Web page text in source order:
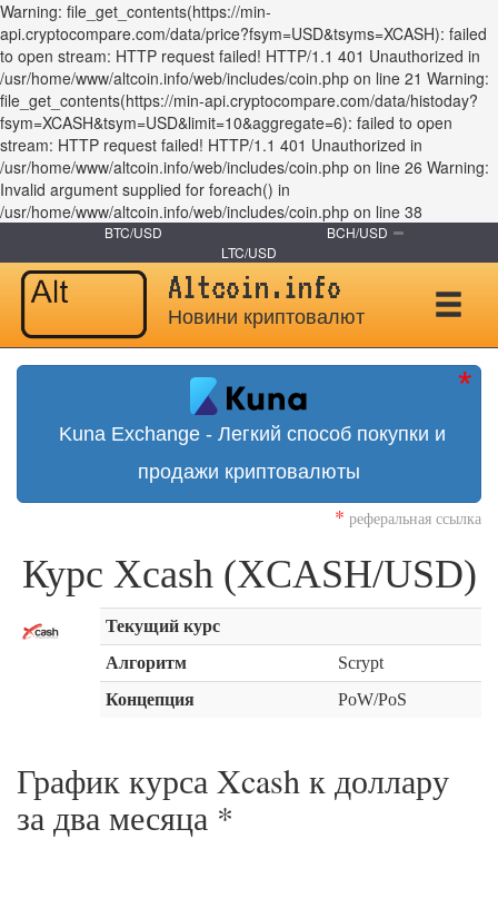
Warning: file_get_contents(https://min-
api.cryptocompare.com/data/price?fsym=USD&tsyms=XCASH): failed
to open stream: HTTP request failed! HTTP/1.1 401 Unauthorized in
/usr/home/www/altcoin.info/web/includes/coin.php on line 21 Warning:
file_get_contents(https://min-api.cryptocompare.com/data/histoday?
fsym=XCASH&tsym=USD&limit=10&aggregate=6): failed to open
stream: HTTP request failed! HTTP/1.1 401 Unauthorized in
/usr/home/www/altcoin.info/web/includes/coin.php on line 26 Warning:
Invalid argument supplied for foreach() in
/usr/home/www/altcoin.info/web/includes/coin.php on line 38
BTC/USD
BCH/USD
LTC/USD
Altcoin.info
Новини криптовалют
Kuna Exchange - Легкий способ покупки и
продажи криптовалюты
* реферальная ссылка
Курс Xcash (XCASH/USD)
Текущий курс
Алгоритм
Scrypt
Концепция
PoW/PoS
График курса Xcash к доллару
за два месяца *